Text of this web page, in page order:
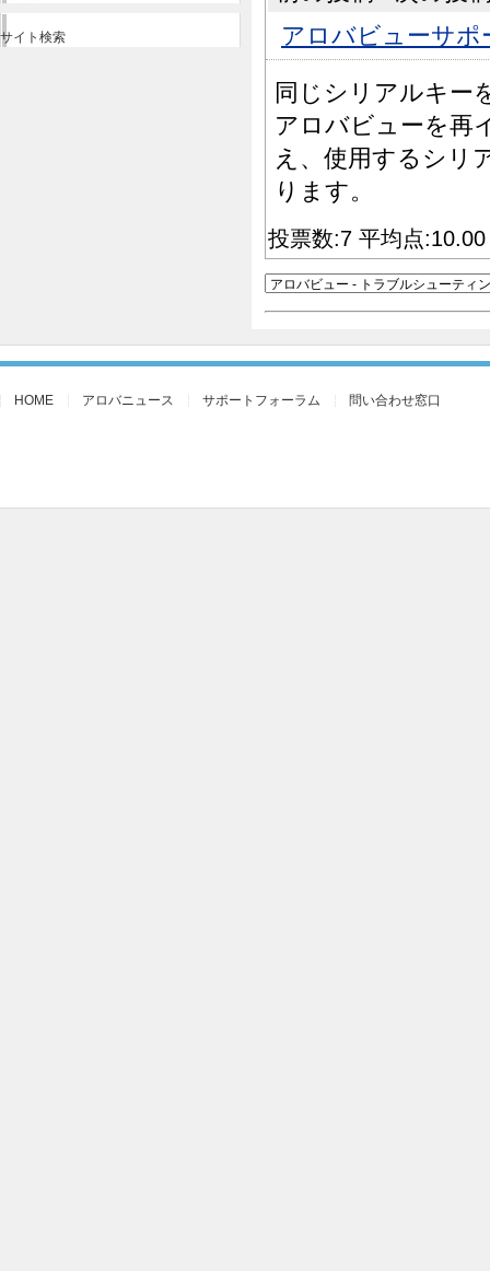
サイト検索
アロバビューサポ
同じシリアルキー
アロバビューを再
え、使用するシリ
ります。
投票数:7 平均点
HOME アロバニュース サポートフォーラム 問い合わせ窓口